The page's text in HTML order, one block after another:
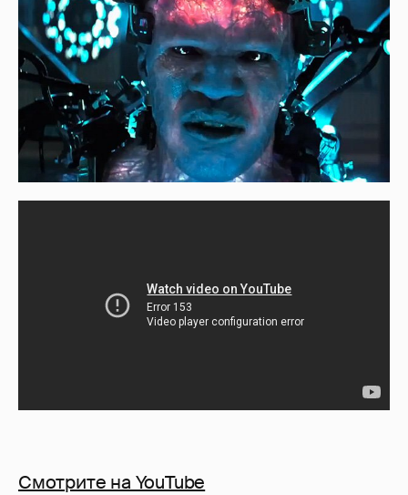
Смотрите на YouTube